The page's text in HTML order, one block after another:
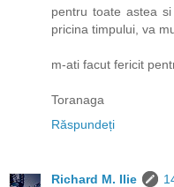
pentru toate astea
pricina timpului, va
m-ati facut fericit
Toranaga
Răspundeți
Richard M. Ilie